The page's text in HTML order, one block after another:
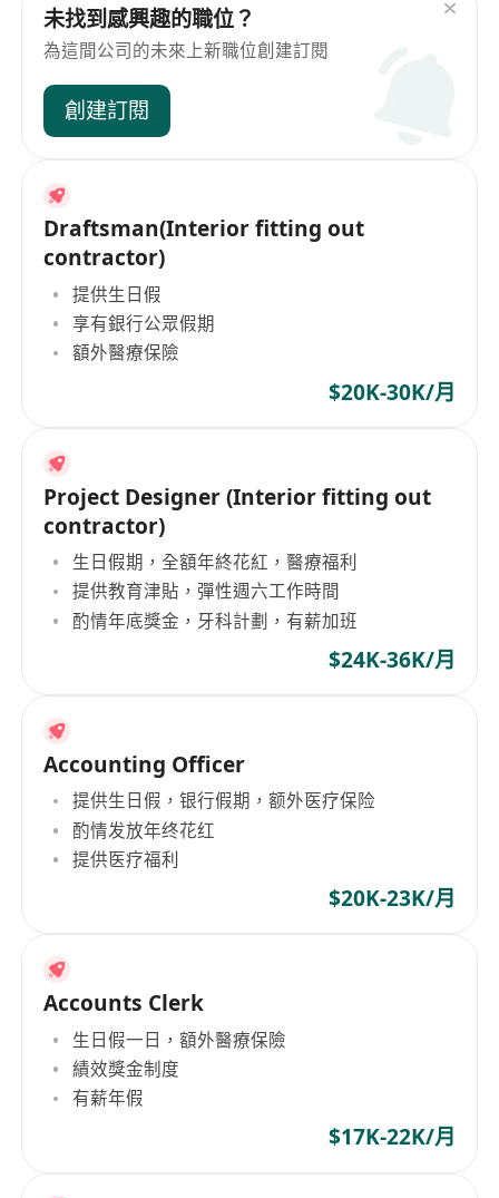
未找到感興趣的職位？
為這間公司的未來上新職位創建訂閱
創建訂閱
Draftsman(Interior fitting out
contractor)
提供生日假
享有銀行公眾假期
額外醫療保險
$20K-30K/月
Project Designer (Interior fitting out
contractor)
生日假期，全額年終花紅，醫療福利
提供教育津貼，彈性週六工作時間
酌情年底獎金，牙科計劃，有薪加班
$24K-36K/月
Accounting Officer
提供生日假，银行假期，额外医疗保险
酌情发放年终花红
提供医疗福利
$20K-23K/月
Accounts Clerk
生日假一日，額外醫療保險
績效獎金制度
有薪年假
$17K-22K/月